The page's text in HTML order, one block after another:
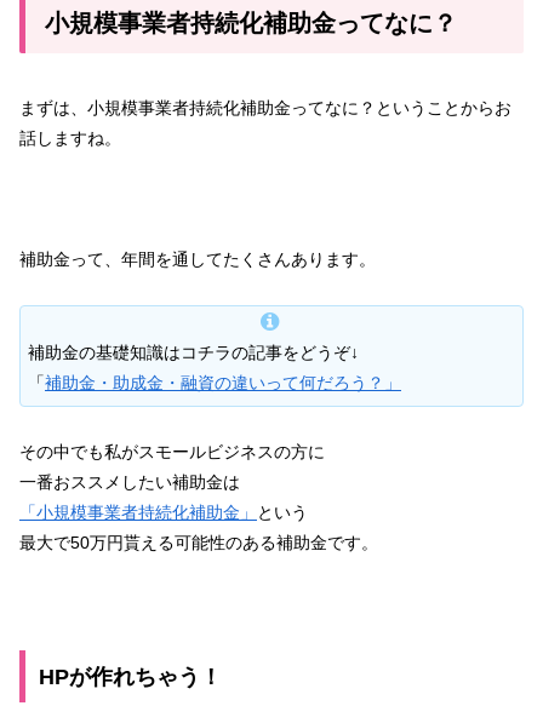
小規模事業者持続化補助金ってなに？
まずは、小規模事業者持続化補助金ってなに？ということからお
話しますね。
補助金って、年間を通してたくさんあります。
補助金の基礎知識はコチラの記事をどうぞ↓
「補助金・助成金・融資の違いって何だろう？」
その中でも私がスモールビジネスの方に
一番おススメしたい補助金は
「小規模事業者持続化補助金」
という
最大で50万円貰える可能性のある補助金です。
HPが作れちゃう！